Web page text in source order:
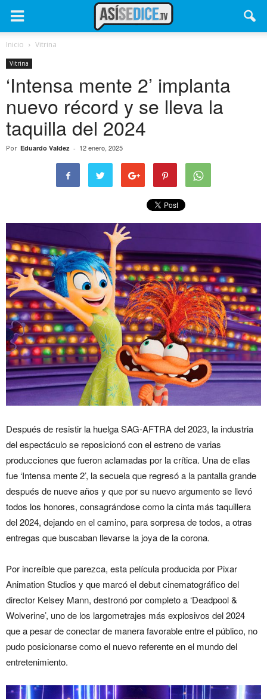
Inicio Vitrina
Vitrina
‘Intensa mente 2’ implanta
nuevo récord y se lleva la
taquilla del 2024
Por Eduardo Valdez - 12 enero, 2025
Después de resistir la huelga SAG-AFTRA del 2023, la industria
del espectáculo se reposicionó con el estreno de varias
producciones que fueron aclamadas por la crítica. Una de ellas
fue ‘Intensa mente 2’, la secuela que regresó a la pantalla grande
después de nueve años y que por su nuevo argumento se llevó
todos los honores, consagrándose como la cinta más taquillera
del 2024, dejando en el camino, para sorpresa de todos, a otras
entregas que buscaban llevarse la joya de la corona.
Por increíble que parezca, esta película producida por Pixar
Animation Studios y que marcó el debut cinematográfico del
director Kelsey Mann, destronó por completo a ‘Deadpool &
Wolverine’, uno de los largometrajes más explosivos del 2024
que a pesar de conectar de manera favorable entre el público, no
pudo posicionarse como el nuevo referente en el mundo del
entretenimiento.